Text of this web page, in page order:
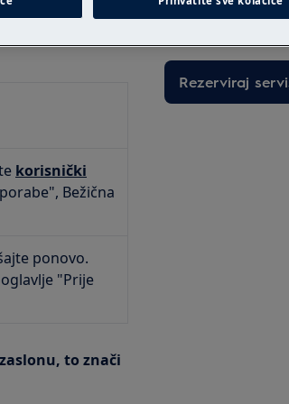
pogledajte
korisnički
Bežična
ponovo.
"Prije
to znači
intervenciju po
Rezerviraj